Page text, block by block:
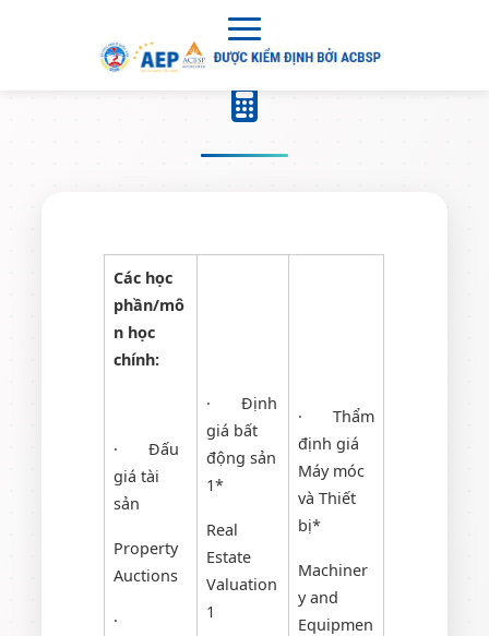
Các học
phần/mô
n học
chính:
· Đấu
giá tài
sản
Property
Auctions
·
· Định
giá bất
động sản
1*
Real
Estate
Valuation
1
· Thẩm
định giá
Máy móc
và Thiết
bị*
Machiner
y and
Equipmen